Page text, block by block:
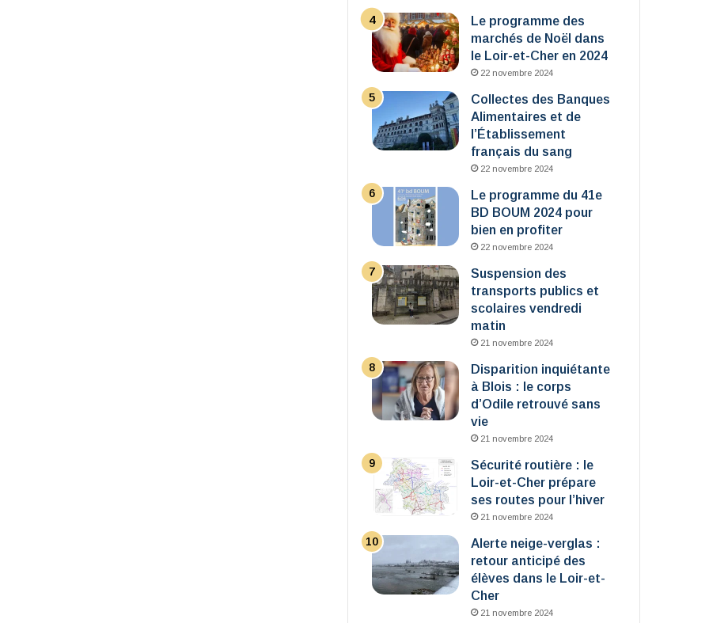
Le programme des
marchés de Noël dans
le Loir-et-Cher en 2024
22 novembre 2024
Collectes des Banques
Alimentaires et de
l’Établissement
français du sang
22 novembre 2024
Le programme du 41e
BD BOUM 2024 pour
bien en profiter
22 novembre 2024
Suspension des
transports publics et
scolaires vendredi
matin
21 novembre 2024
Disparition inquiétante
à Blois : le corps
d’Odile retrouvé sans
vie
21 novembre 2024
Sécurité routière : le
Loir-et-Cher prépare
ses routes pour l’hiver
21 novembre 2024
Alerte neige-verglas :
retour anticipé des
élèves dans le Loir-et-
Cher
21 novembre 2024